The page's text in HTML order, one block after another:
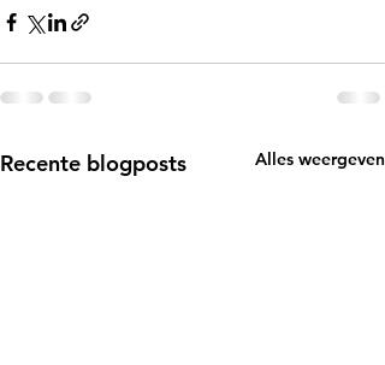
Recente blogposts Alles weergeven